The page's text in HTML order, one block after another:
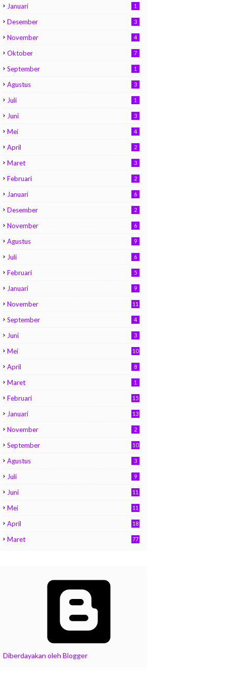
Januari 1
Desember 3
November 4
Oktober 7
September 1
Agustus 3
Juli 1
Juni 3
Mei 4
April 2
Maret 3
Februari 2
Januari 6
Desember 2
November 6
Agustus 9
Juli 6
Februari 5
Januari 9
November 11
September 4
Juni 3
Mei 10
April 8
Maret 1
Februari 15
Januari 13
November 2
September 10
Agustus 3
Juli 9
Juni 11
Mei 11
April 18
Maret 77
Diberdayakan oleh Blogger